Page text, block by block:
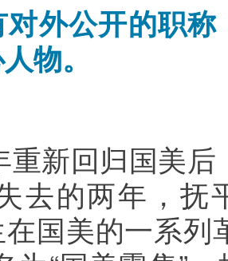
外公开的职
物。
重新回归国美
去的两年，抚
国美的一系列